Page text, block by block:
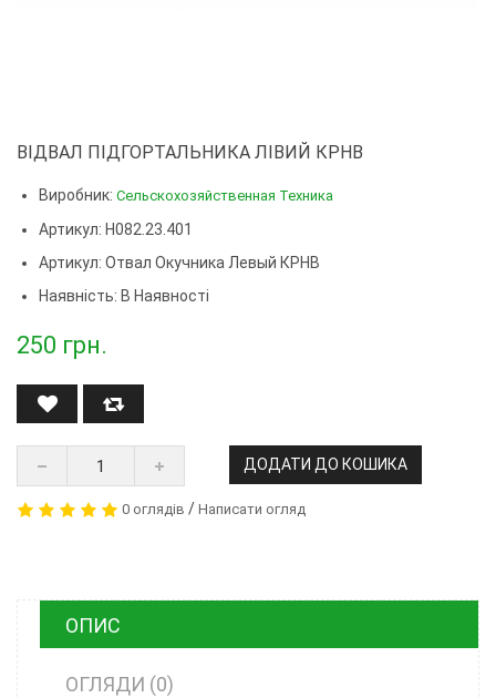
ВІДВАЛ ПІДГОРТАЛЬНИКА ЛІВИЙ КРНВ
Виробник: Сельскохозяйственная Техника
Артикул: Н082.23.401
Артикул: Отвал Окучника Левый КРНВ
Наявність: В Наявності
250 грн.
ДОДАТИ ДО КОШИКА
0 оглядів / Написати огляд
ОПИС
ОГЛЯДИ (0)